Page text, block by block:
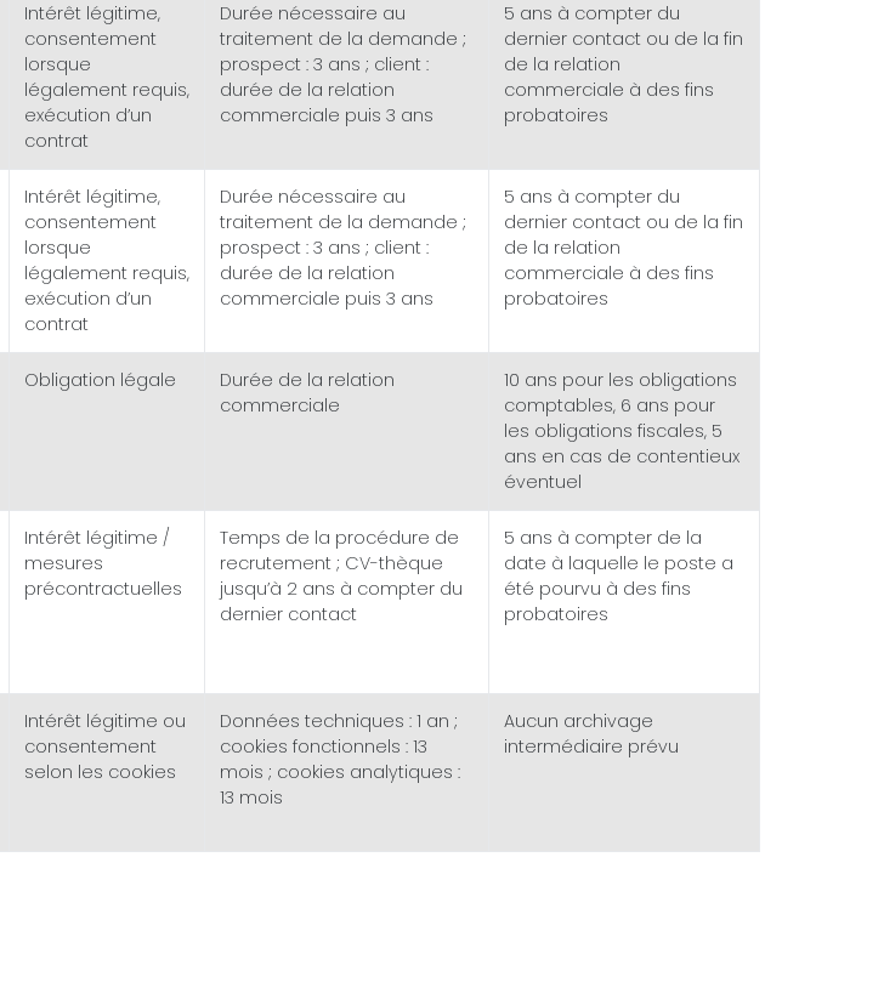
Intérêt légitime,
consentement
lorsque
légalement requis,
exécution d’un
contrat
Durée nécessaire au
traitement de la demande ;
prospect : 3 ans ; client :
durée de la relation
commerciale puis 3 ans
5 ans à compter du
dernier contact ou de la fin
de la relation
commerciale à des fins
probatoires
Intérêt légitime,
consentement
lorsque
légalement requis,
exécution d’un
contrat
Durée nécessaire au
traitement de la demande ;
prospect : 3 ans ; client :
durée de la relation
commerciale puis 3 ans
5 ans à compter du
dernier contact ou de la fin
de la relation
commerciale à des fins
probatoires
Obligation légale
Durée de la relation
commerciale
10 ans pour les obligations
comptables, 6 ans pour
les obligations fiscales, 5
ans en cas de contentieux
éventuel
Intérêt légitime /
mesures
précontractuelles
Temps de la procédure de
recrutement ; CV-thèque
jusqu’à 2 ans à compter du
dernier contact
5 ans à compter de la
date à laquelle le poste a
été pourvu à des fins
probatoires
Intérêt légitime ou
consentement
selon les cookies
Données techniques : 1 an ;
cookies fonctionnels : 13
mois ; cookies analytiques :
13 mois
Aucun archivage
intermédiaire prévu